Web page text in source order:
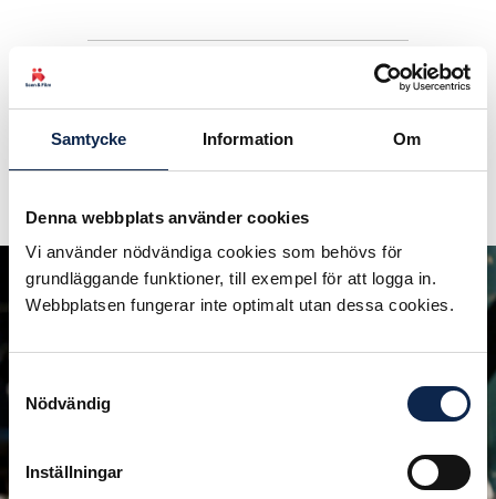
Samtycke Information Om
Denna webbplats använder cookies
Vi använder nödvändiga cookies som behövs för
grundläggande funktioner, till exempel för att logga in.
Webbplatsen fungerar inte optimalt utan dessa cookies.
Samtyckesval
Nödvändig
Inställningar
Att känna sig